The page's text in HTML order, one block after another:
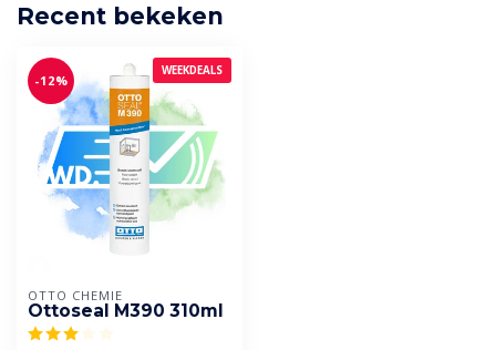
Recent bekeken
WEEKDEALS
-12%
OTTO CHEMIE
Ottoseal M390 310ml